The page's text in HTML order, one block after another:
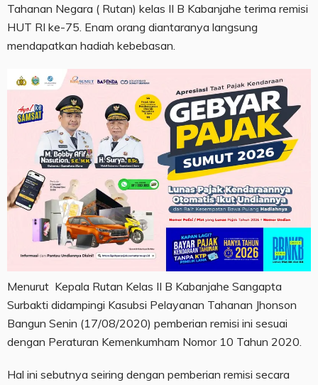
Tahanan Negara ( Rutan) kelas II B Kabanjahe terima remisi
HUT RI ke-75. Enam orang diantaranya langsung
mendapatkan hadiah kebebasan.
Menurut Kepala Rutan Kelas II B Kabanjahe Sangapta
Surbakti didampingi Kasubsi Pelayanan Tahanan Jhonson
Bangun Senin (17/08/2020) pemberian remisi ini sesuai
dengan Peraturan Kemenkumham Nomor 10 Tahun 2020.
Hal ini sebutnya seiring dengan pemberian remisi secara